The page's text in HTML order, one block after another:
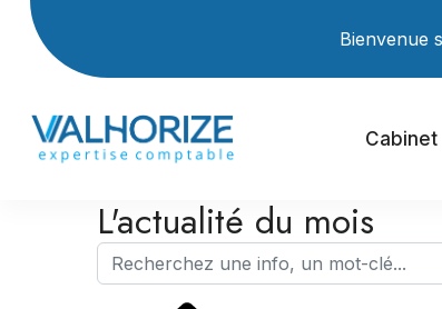
Bienvenue sur le
Cabinet
L'actualité du mois